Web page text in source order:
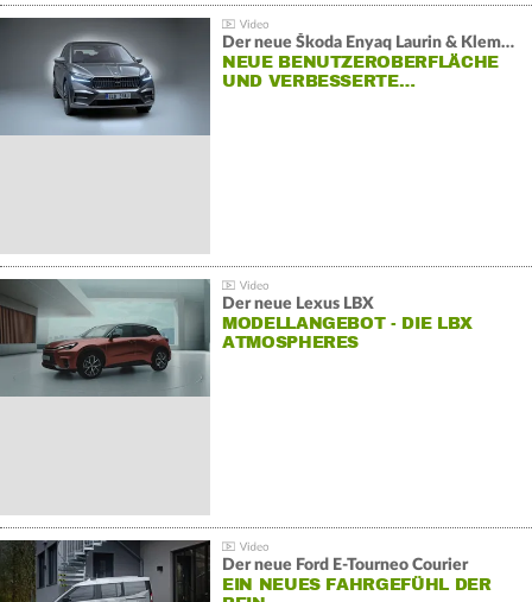
Der neue Škoda Enyaq Laurin & Klement
NEUE BENUTZEROBERFLÄCHE
UND VERBESSERTE…
Der neue Lexus LBX
MODELLANGEBOT - DIE LBX
ATMOSPHERES
Der neue Ford E-Tourneo Courier
EIN NEUES FAHRGEFÜHL DER